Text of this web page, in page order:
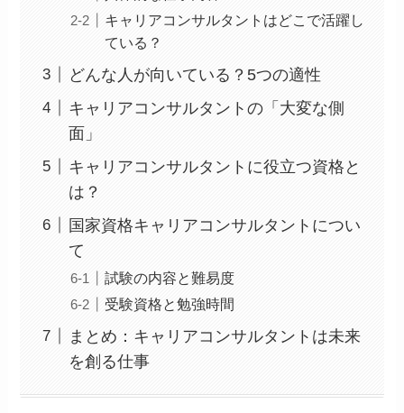
キャリアコンサルタントはどこで活躍し
ている？
どんな人が向いている？5つの適性
キャリアコンサルタントの「大変な側
面」
キャリアコンサルタントに役立つ資格と
は？
国家資格キャリアコンサルタントについ
て
試験の内容と難易度
受験資格と勉強時間
まとめ：キャリアコンサルタントは未来
を創る仕事